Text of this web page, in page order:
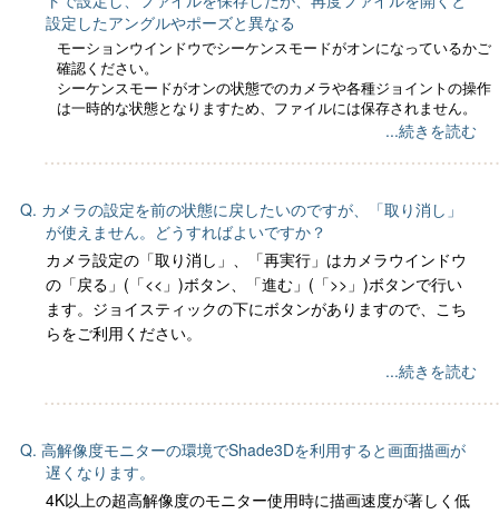
設定したアングルやポーズと異なる
モーションウインドウでシーケンスモードがオンになっているかご
確認ください。
シーケンスモードがオンの状態でのカメラや各種ジョイントの操作
は一時的な状態となりますため、ファイルには保存されません。
...続きを読む
Q. カメラの設定を前の状態に戻したいのですが、「取り消し」
が使えません。どうすればよいですか？
カメラ設定の「取り消し」、「再実行」はカメラウインドウ
の「戻る」(「<<」)ボタン、「進む」(「>>」)ボタンで行い
ます。ジョイスティックの下にボタンがありますので、こち
らをご利用ください。
...続きを読む
Q. 高解像度モニターの環境でShade3Dを利用すると画面描画が
遅くなります。
4K以上の超高解像度のモニター使用時に描画速度が著しく低